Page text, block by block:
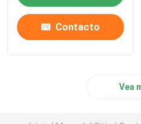
Contacto
Vea